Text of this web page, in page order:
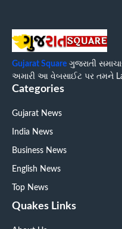
Gujarat Square ગુજરાતી
અમારી આ વેબસાઈટ પર તમને
Categories
Gujarat News
India News
Business News
English News
Top News
Quakes Links